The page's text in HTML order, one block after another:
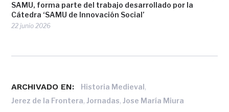
SAMU, forma parte del trabajo desarrollado por la
Cátedra ‘SAMU de Innovación Social’
22 junio 2026
ARCHIVADO EN: Historia Medieval,
Jerez de la Frontera,Jornadas,Jose María Miura